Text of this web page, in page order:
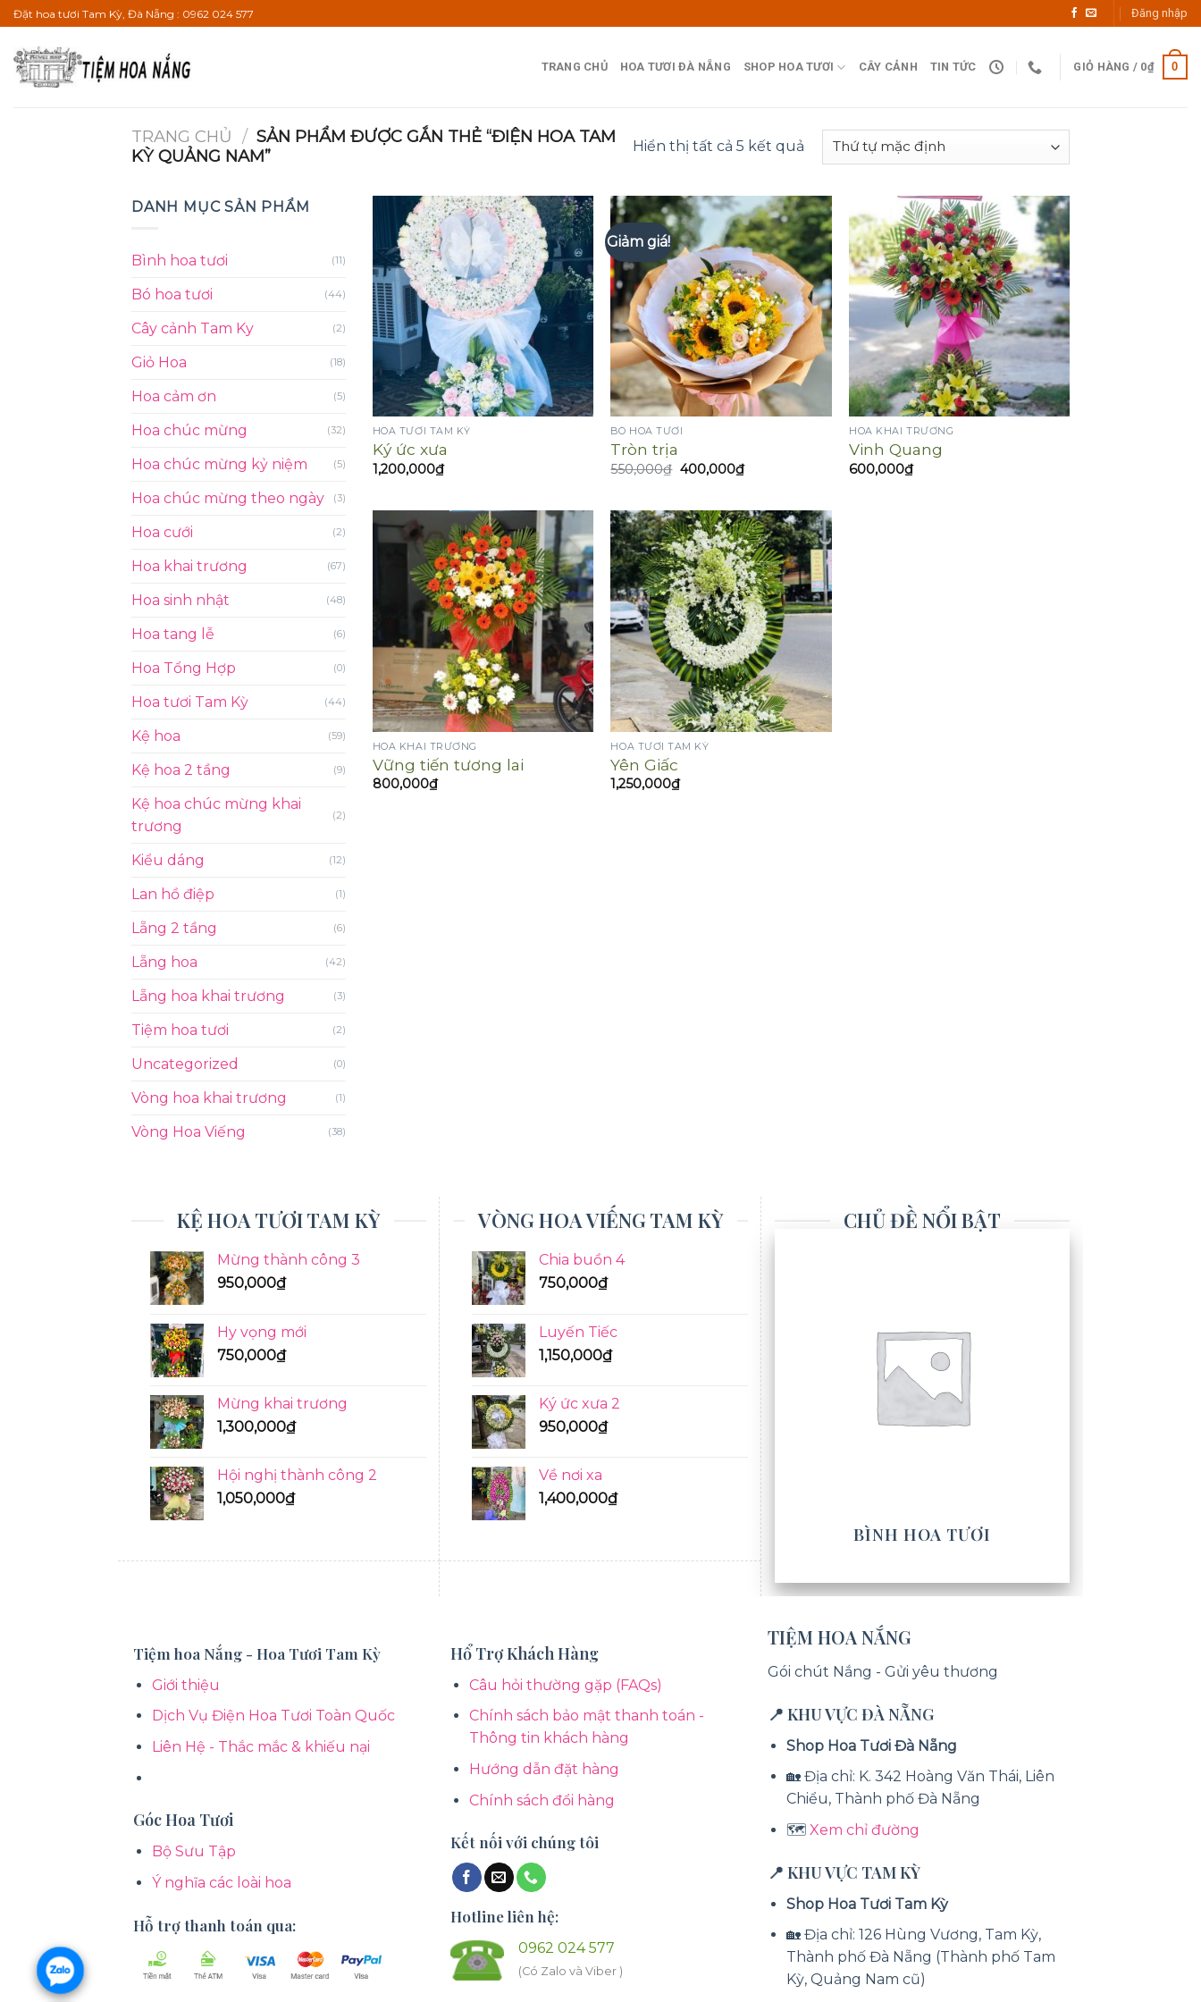
Bỏ
qua
nội
dung
Đặt hoa tươi Tam Kỳ, Đà Nẵng : 0962 024 577 Đăng nhập
TRANG CHỦ HOA TƯƠI ĐÀ NẴNG SHOP HOA TƯƠI CÂY CẢNH TIN TỨC GIỎ HÀNG / 0₫ 0
TRANG CHỦ / SẢN PHẨM ĐƯỢC GẮN THẺ “ĐIỆN HOA TAM
KỲ QUẢNG NAM”
Hiển thị tất cả 5 kết quả
DANH MỤC SẢN PHẨM
Bình hoa tươi (11)
Bó hoa tươi (44)
Cây cảnh Tam Ky (2)
Giỏ Hoa (18)
Hoa cảm ơn (5)
Hoa chúc mừng (32)
Hoa chúc mừng kỷ niệm (5)
Hoa chúc mừng theo ngày (3)
Hoa cưới (2)
Hoa khai trương (67)
Hoa sinh nhật (48)
Hoa tang lễ (6)
Hoa Tổng Hợp (0)
Hoa tươi Tam Kỳ (44)
Kệ hoa (59)
Kệ hoa 2 tầng (9)
Kệ hoa chúc mừng khai
trương
(2)
Kiểu dáng (12)
Lan hồ điệp (1)
Lẵng 2 tầng (6)
Lẵng hoa (42)
Lẵng hoa khai trương (3)
Tiệm hoa tươi (2)
Uncategorized (0)
Vòng hoa khai trương (1)
Vòng Hoa Viếng (38)
HOA TƯƠI TAM KỲ
Ký ức xưa
1,200,000₫
Giảm giá!
BÓ HOA TƯƠI
Tròn trịa
550,000₫ Giá
400,000₫Giá
hiện
400,000₫.
HOA KHAI TRƯƠNG
Vinh Quang
600,000₫
HOA KHAI TRƯƠNG
Vững tiến tương lai
800,000₫
HOA TƯƠI TAM KỲ
Yên Giấc
1,250,000₫
KỆ HOA TƯƠI TAM KỲ
Mừng thành công 3
950,000₫
Hy vọng mới
750,000₫
Mừng khai trương
1,300,000₫
Hội nghị thành công 2
1,050,000₫
VÒNG HOA VIẾNG TAM KỲ
Chia buồn 4
750,000₫
Luyến Tiếc
1,150,000₫
Ký ức xưa 2
950,000₫
Về nơi xa
1,400,000₫
CHỦ ĐỀ NỔI BẬT
BÌNH HOA TƯƠI
Tiệm hoa Nắng - Hoa Tươi Tam Kỳ
Giới thiệu
Dịch Vụ Điện Hoa Tươi Toàn Quốc
Liên Hệ - Thắc mắc & khiếu nại
Góc Hoa Tươi
Bộ Sưu Tập
Ý nghĩa các loài hoa
Hỗ trợ thanh toán qua:
Hổ Trợ Khách Hàng
Câu hỏi thường gặp (FAQs)
Chính sách bảo mật thanh toán -
Thông tin khách hàng
Hướng dẫn đặt hàng
Chính sách đổi hàng
Kết nối với chúng tôi
Hotline liên hệ:
0962 024 577
(Có Zalo và Viber )
TIỆM HOA NẮNG
Gói chút Nắng - Gửi yêu thương
📍 KHU VỰC ĐÀ NẴNG
Shop Hoa Tươi Đà Nẵng
🏡 Địa chỉ: K. 342 Hoàng Văn Thái, Liên
Chiểu, Thành phố Đà Nẵng
🗺️ Xem chỉ đường
📍 KHU VỰC TAM KỲ
Shop Hoa Tươi Tam Kỳ
🏡 Địa chỉ: 126 Hùng Vương, Tam Kỳ,
Thành phố Đà Nẵng (Thành phố Tam
Kỳ, Quảng Nam cũ)